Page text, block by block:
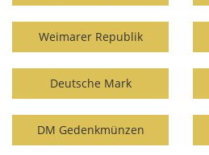
Weimarer Republik
Deutsche Mark
DM Gedenkmünzen